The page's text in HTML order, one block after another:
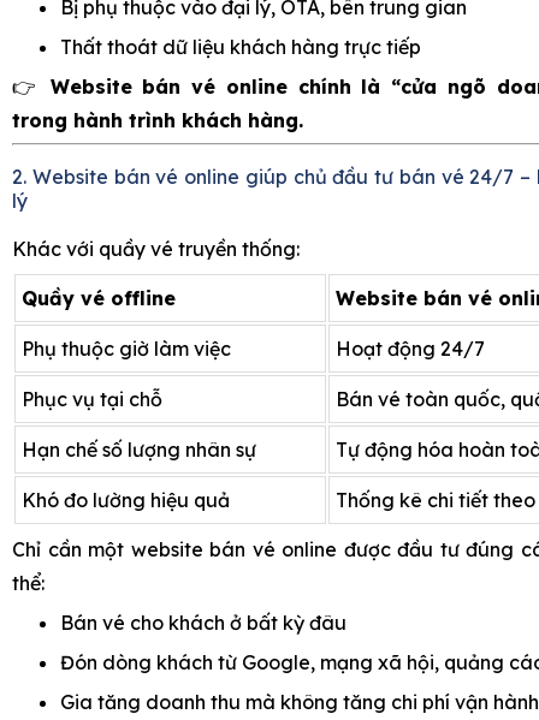
Bị phụ thuộc vào đại lý, OTA, bên trung gian
Thất thoát dữ liệu khách hàng trực tiếp
👉 Website bán vé online chính là “cửa ngõ
trong hành trình khách hàng.
2. Website bán vé online giúp chủ đầu tư bán vé 24/7
lý
Khác với quầy vé truyền thống:
Quầy vé offline Website bán vé
Phụ thuộc giờ làm việc Hoạt động 24/7
Phục vụ tại chỗ Bán vé toàn quốc,
Hạn chế số lượng nhân sự Tự động hóa hoàn
Khó đo lường hiệu quả Thống kê chi tiết
Chỉ cần một website bán vé online được đầu tư đúng
thể:
Bán vé cho khách ở bất kỳ đâu
Đón dòng khách từ Google, mạng xã hội, quảng
Gia tăng doanh thu mà không tăng chi phí vận hành